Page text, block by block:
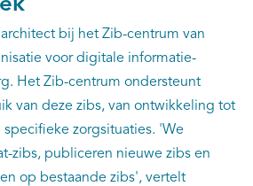
bij het Zib-centrum van
voor digitale informatie-
Het Zib-centrum ondersteunt
van deze zibs, van ontwikkeling tot
zorgsituaties. 'We
zibs, publiceren nieuwe zibs en
op bestaande zibs', vertelt